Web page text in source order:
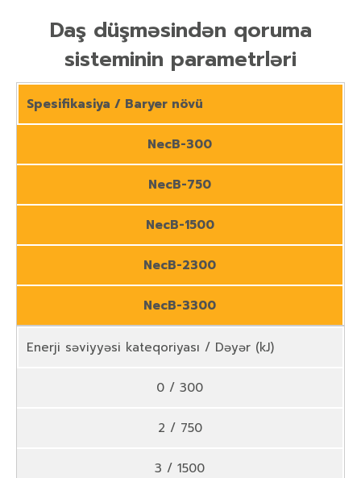
Daş düşməsindən qoruma
sisteminin parametrləri
Spesifikasiya / Baryer növü
NecB-300
NecB-750
NecB-1500
NecB-2300
NecB-3300
Enerji səviyyəsi kateqoriyası / Dəyər (kJ)
0 / 300
2 / 750
3 / 1500